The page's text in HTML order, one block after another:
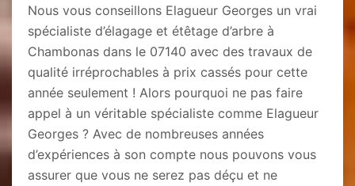
Nous vous conseillons Elagueur Georges un vrai
spécialiste d’élagage et étêtage d’arbre à
Chambonas dans le 07140 avec des travaux de
qualité irréprochables à prix cassés pour cette
année seulement ! Alors pourquoi ne pas faire
appel à un véritable spécialiste comme Elagueur
Georges ? Avec de nombreuses années
d’expériences à son compte nous pouvons vous
assurer que vous ne serez pas déçu et ne